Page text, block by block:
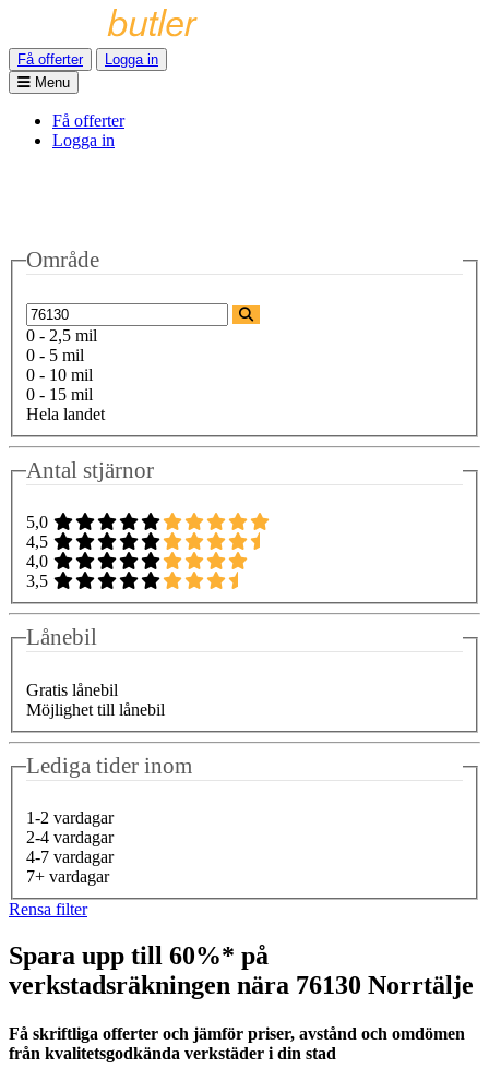
Få offerter
Logga in
Menu
Få offerter
Logga in
Område
0 - 2,5 mil
0 - 5 mil
0 - 10 mil
0 - 15 mil
Hela landet
Antal stjärnor
5,0
4,5
4,0
3,5
Lånebil
Gratis lånebil
Möjlighet till lånebil
Lediga tider inom
1-2 vardagar
2-4 vardagar
4-7 vardagar
7+ vardagar
Rensa filter
Spara upp till 60%* på
verkstadsräkningen nära 76130 Norrtälje
Få skriftliga offerter och jämför priser, avstånd och omdömen
från kvalitetsgodkända verkstäder i din stad